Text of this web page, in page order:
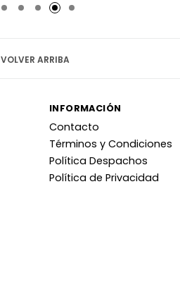
VOLVER ARRIBA
INFORMACIÓN
Contacto
Términos y Condiciones
Política Despachos
Política de Privacidad